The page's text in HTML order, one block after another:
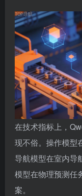
在技术指标上，
现不俗。操作模型
导航模型在室内导
模型在物理预测任
案。